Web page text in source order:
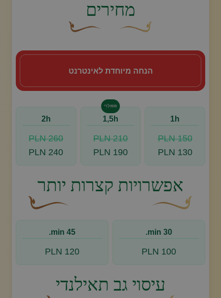
מחירים
הנחה מיוחדת לאינטרנט
1h
150 PLN
130 PLN
פּוֹפּוּלָרִי
1,5h
210 PLN
190 PLN
2h
260 PLN
240 PLN
אפשרויות קצרות יותר
30 min.
100 PLN
45 min.
120 PLN
עיסוי גב תאילנדי